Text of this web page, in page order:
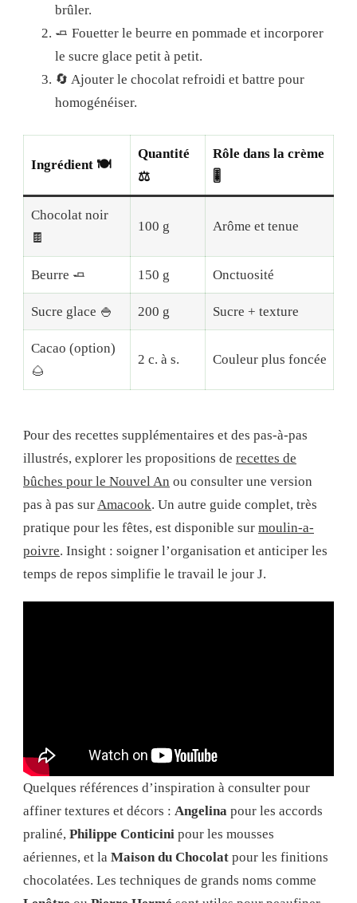
brûler.
🧈 Fouetter le beurre en pommade et incorporer
le sucre glace petit à petit.
🔄 Ajouter le chocolat refroidi et battre pour
homogénéiser.
Ingrédient 🍽
Quantité
⚖️
Rôle dans la crème
🎚
Chocolat noir
🍫
100 g Arôme et tenue
Beurre 🧈 150 g Onctuosité
Sucre glace 🍚 200 g Sucre + texture
Cacao (option)
🌰
2 c. à s. Couleur plus foncée
Pour des recettes supplémentaires et des pas‑à‑pas
illustrés, explorer les propositions de recettes de
bûches pour le Nouvel An ou consulter une version
pas à pas surAmacook. Un autre guide complet, très
pratique pour les fêtes, est disponible sur moulin-a-
poivre. Insight : soigner l’organisation et anticiper les
temps de repos simplifie le travail le jour J.
Quelques références d’inspiration à consulter pour
affiner textures et décors : Angelina pour les accords
praliné, Philippe Conticini pour les mousses
aériennes, et la Maison du Chocolat pour les finitions
chocolatées. Les techniques de grands noms comme